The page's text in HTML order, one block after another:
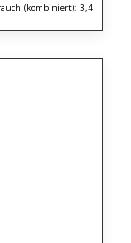
(kombiniert): 3,4